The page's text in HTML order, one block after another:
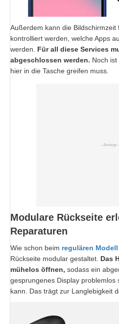
Außerdem kann die Bildschirmzeit
kontrolliert werden, welche Apps
werden. Für all diese Services
abgeschlossen werden. Noch
hier in die Tasche greifen muss.
Modulare Rückseite
Reparaturen
Wie schon beim regulären
Rückseite modular gestaltet. Das
mühelos öffnen, sodass ein
gesprungenes Display problemlos
kann. Das trägt zur Langlebigkeit